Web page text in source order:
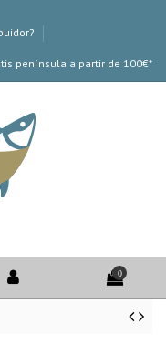
península a partir de 100€*
0